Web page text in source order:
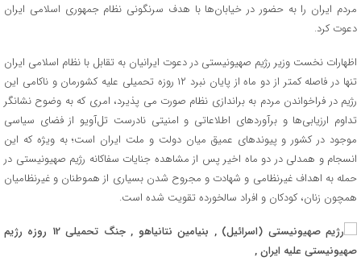
مردم ایران را به حضور در خیابان‌ها با هدف سرنگونی نظام جمهوری اسلامی ایران
دعوت کرد.
اظهارات نخست وزیر رژیم صهیونیستی در دعوت ایرانیان به تقابل با نظام اسلامی ایران
تنها در فاصله کمتر از دو ماه از پایان نبرد ۱۲ روزه تحمیلی علیه کشورمان و ناکامی این
رژیم در فراخواندن مردم به براندازی نظام صورت می پذیرد، امری که به وضوح نشانگر
تداوم ارزیابی‌ها و برآوردهای اطلاعاتی و امنیتی نادرست تل‌آویو از فضای سیاسی
موجود در کشور و پیوندهای عمیق میان دولت و ملت ایران است؛ به ویژه که این
انسجام و همدلی در دو ماه اخیر پس از مشاهده جنایات سفاکانه رژیم صهیونیستی در
حمله به اهداف غیرنظامی و شهادت و مجروح شدن بسیاری از هموطنان و غیرنظامیان
همچون زنان، کودکان و افراد سالخورده تقویت شده است.